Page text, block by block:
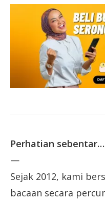
Perhatian sebentar…
—
Sejak 2012, kami
bacaan secara